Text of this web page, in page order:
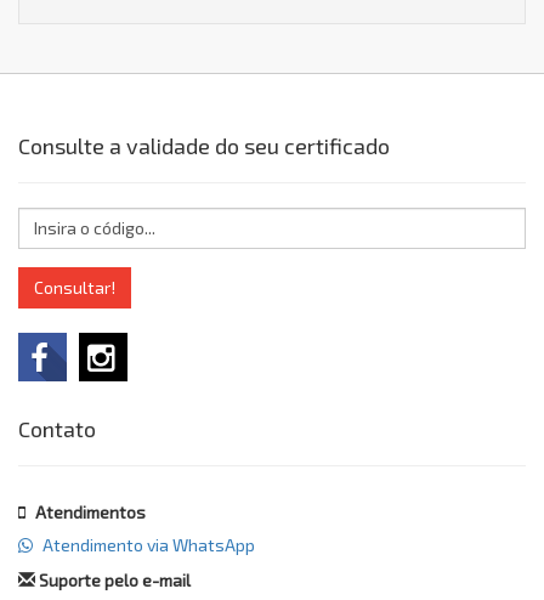
Consulte a validade do seu certificado
Consultar!
Contato
Atendimentos
Atendimento via WhatsApp
Suporte pelo e-mail